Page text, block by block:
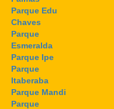
Parque Edu
Chaves
Parque
Esmeralda
Parque Ipe
Parque
Itaberaba
Parque Mandi
Parque